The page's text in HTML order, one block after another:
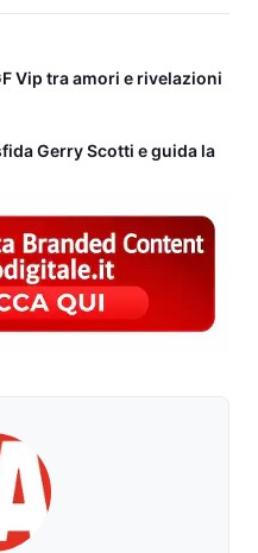
Vip tra amori e rivelazioni
Gerry Scotti e guida la